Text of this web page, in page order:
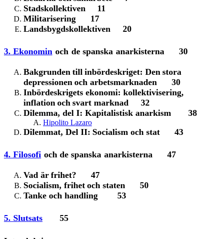
Stadskollektiven
11
Militarisering 17
Landsbygdskollektiven 20
3. Ekonomin och de spanska anarkisterna 30
Bakgrunden till inbördeskriget: Den stora
depressionen och arbetsmarknaden 30
Inbördeskrigets ekonomi: kollektivisering,
inflation och svart marknad 32
Dilemma, del I: Kapitalistisk anarkism 38
Hipolito Lazaro
Dilemmat, Del II: Socialism och stat 43
4. Filosofi och de spanska anarkisterna 47
Vad är frihet? 47
Socialism, frihet och staten 50
Tanke och handling 53
5. Slutsats 55